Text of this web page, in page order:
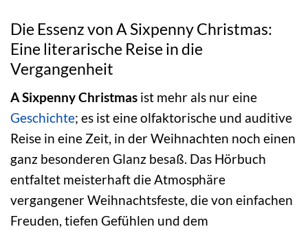
Die Essenz von A Sixpenny Christmas:
Eine literarische Reise in die
Vergangenheit
A Sixpenny Christmas ist mehr als nur eine
Geschichte; es ist eine olfaktorische und auditive
Reise in eine Zeit, in der Weihnachten noch einen
ganz besonderen Glanz besaß. Das Hörbuch
entfaltet meisterhaft die Atmosphäre
vergangener Weihnachtsfeste, die von einfachen
Freuden, tiefen Gefühlen und dem